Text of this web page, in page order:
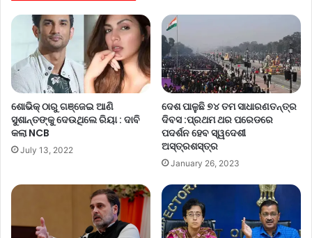
ଶୋଭିକ୍‌ ଠାରୁ ଗଞ୍ଜେଇ ଆଣି
ସୁଶାନ୍ତଙ୍କୁ ଦେଉଥିଲେ ରିୟା : ଦାବି
କଲା NCB
July 13, 2022
ଦେଶ ପାଳୁଛି ୭୪ ତମ ସାଧାରଣତନ୍ତ୍ର
ଦିବସ :ପ୍ରଥମ ଥର ପରେଡରେ
ପଦର୍ଶନ ହେବ ସ୍ୱଦେଶୀ
ଅସ୍ତ୍ରଶସ୍ତ୍ର
January 26, 2023